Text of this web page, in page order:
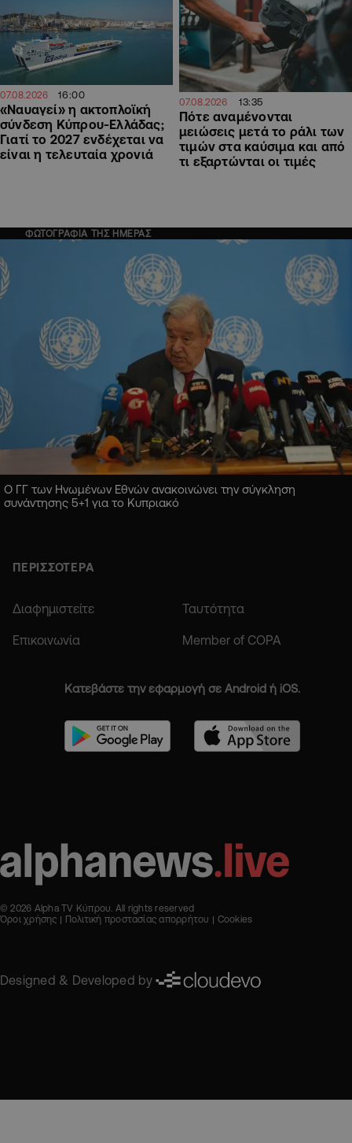
07.08.2026 16:00
«Ναυαγεί» η ακτοπλοϊκή
σύνδεση Κύπρου-Ελλάδας;
Γιατί το 2027 ενδέχεται να
είναι η τελευταία χρονιά
07.08.2026 13:35
Πότε αναμένονται
μειώσεις μετά το ράλι των
τιμών στα καύσιμα και από
τι εξαρτώνται οι τιμές
ΦΩΤΟΓΡΑΦΙΑ ΤΗΣ ΗΜΕΡΑΣ
Ο ΓΓ των Ηνωμένων Εθνών ανακοινώνει την σύγκληση
συνάντησης 5+1 για το Κυπριακό
ΠΕΡΙΣΣΟΤΕΡΑ
Διαφημιστείτε Ταυτότητα
Επικοινωνία Member of COPA
Κατεβάστε την εφαρμογή σε Android ή iOS.
© 2026 Alpha TV Κύπρου. All rights reserved
Όροι χρήσης
Πολιτική προστασίας απορρήτου Cookies
Designed & Developed by